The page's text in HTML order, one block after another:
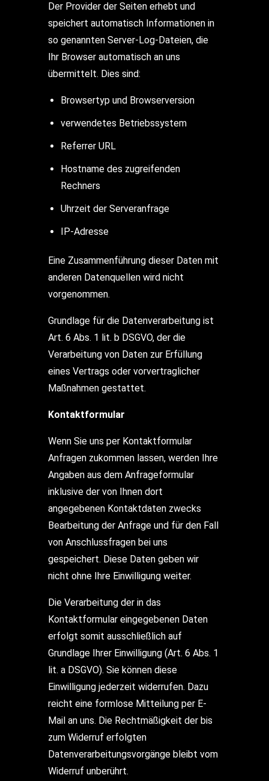
Der Provider der Seiten erhebt und
speichert automatisch Informationen in
so genannten Server-Log-Dateien, die
Ihr Browser automatisch an uns
übermittelt. Dies sind:
Browsertyp und Browserversion
verwendetes Betriebssystem
Referrer URL
Hostname des zugreifenden
Rechners
Uhrzeit der Serveranfrage
IP-Adresse
Eine Zusammenführung dieser Daten mit
anderen Datenquellen wird nicht
vorgenommen.
Grundlage für die Datenverarbeitung ist
Art. 6 Abs. 1 lit. b DSGVO, der die
Verarbeitung von Daten zur Erfüllung
eines Vertrags oder vorvertraglicher
Maßnahmen gestattet.
Kontaktformular
Wenn Sie uns per Kontaktformular
Anfragen zukommen lassen, werden Ihre
Angaben aus dem Anfrageformular
inklusive der von Ihnen dort
angegebenen Kontaktdaten zwecks
Bearbeitung der Anfrage und für den Fall
von Anschlussfragen bei uns
gespeichert. Diese Daten geben wir
nicht ohne Ihre Einwilligung weiter.
Die Verarbeitung der in das
Kontaktformular eingegebenen Daten
erfolgt somit ausschließlich auf
Grundlage Ihrer Einwilligung (Art. 6 Abs. 1
lit. a DSGVO). Sie können diese
Einwilligung jederzeit widerrufen. Dazu
reicht eine formlose Mitteilung per E-
Mail an uns. Die Rechtmäßigkeit der bis
zum Widerruf erfolgten
Datenverarbeitungsvorgänge bleibt vom
Widerruf unberührt.